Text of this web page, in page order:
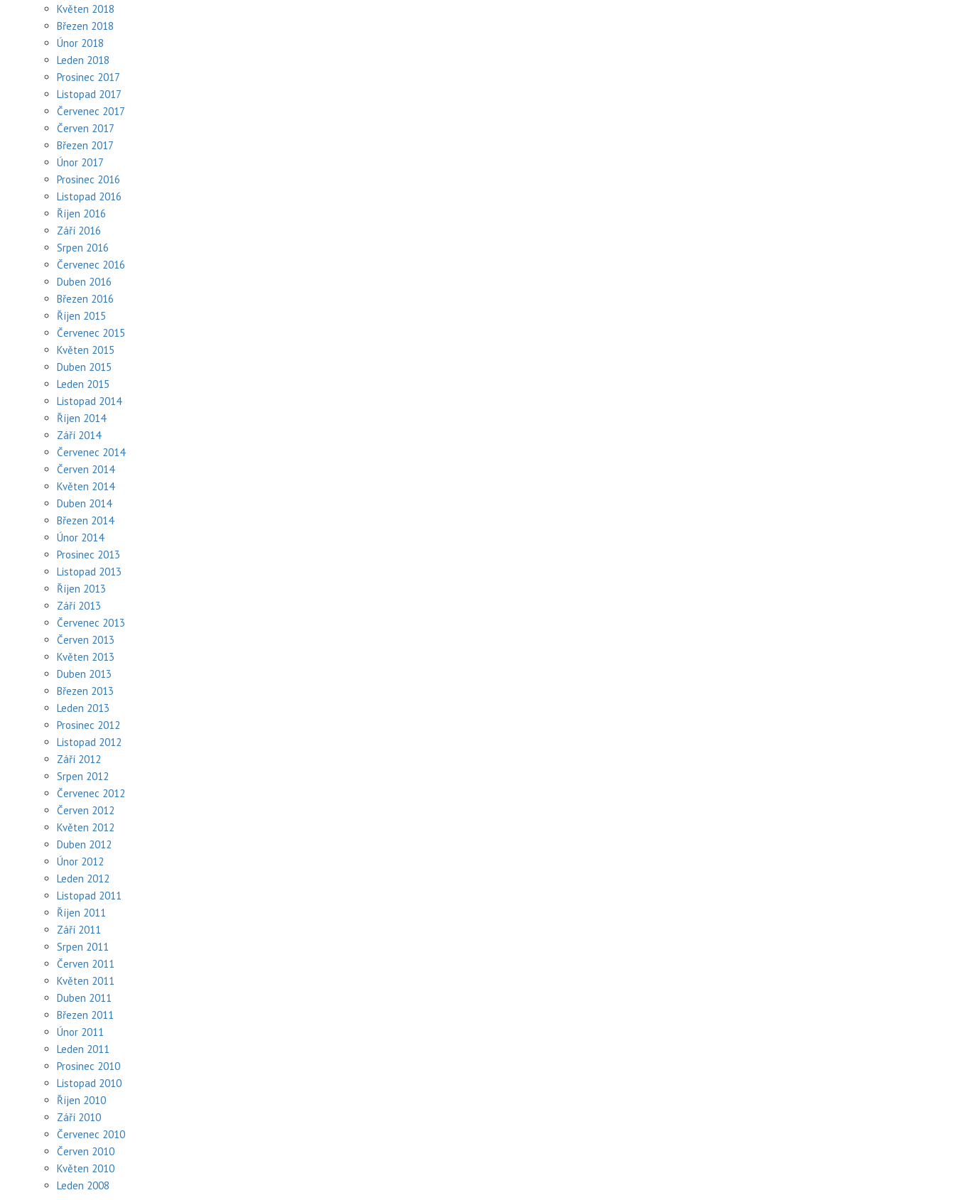
Květen 2018
Březen 2018
Únor 2018
Leden 2018
Prosinec 2017
Listopad 2017
Červenec 2017
Červen 2017
Březen 2017
Únor 2017
Prosinec 2016
Listopad 2016
Říjen 2016
Září 2016
Srpen 2016
Červenec 2016
Duben 2016
Březen 2016
Říjen 2015
Červenec 2015
Květen 2015
Duben 2015
Leden 2015
Listopad 2014
Říjen 2014
Září 2014
Červenec 2014
Červen 2014
Květen 2014
Duben 2014
Březen 2014
Únor 2014
Prosinec 2013
Listopad 2013
Říjen 2013
Září 2013
Červenec 2013
Červen 2013
Květen 2013
Duben 2013
Březen 2013
Leden 2013
Prosinec 2012
Listopad 2012
Září 2012
Srpen 2012
Červenec 2012
Červen 2012
Květen 2012
Duben 2012
Únor 2012
Leden 2012
Listopad 2011
Říjen 2011
Září 2011
Srpen 2011
Červen 2011
Květen 2011
Duben 2011
Březen 2011
Únor 2011
Leden 2011
Prosinec 2010
Listopad 2010
Říjen 2010
Září 2010
Červenec 2010
Červen 2010
Květen 2010
Leden 2008